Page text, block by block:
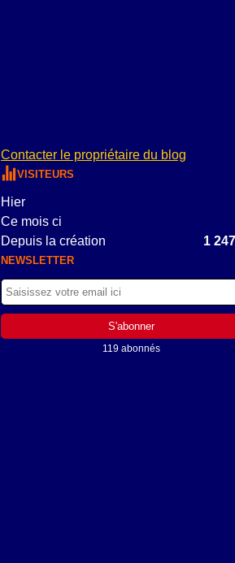
Contacter le propriétaire du blog
VISITEURS
Hier
Ce mois ci
Depuis la création
1
NEWSLETTER
119 abonnés